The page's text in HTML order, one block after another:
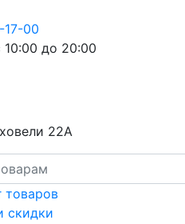
17-00
до 20:00
22А
товаров
скидки